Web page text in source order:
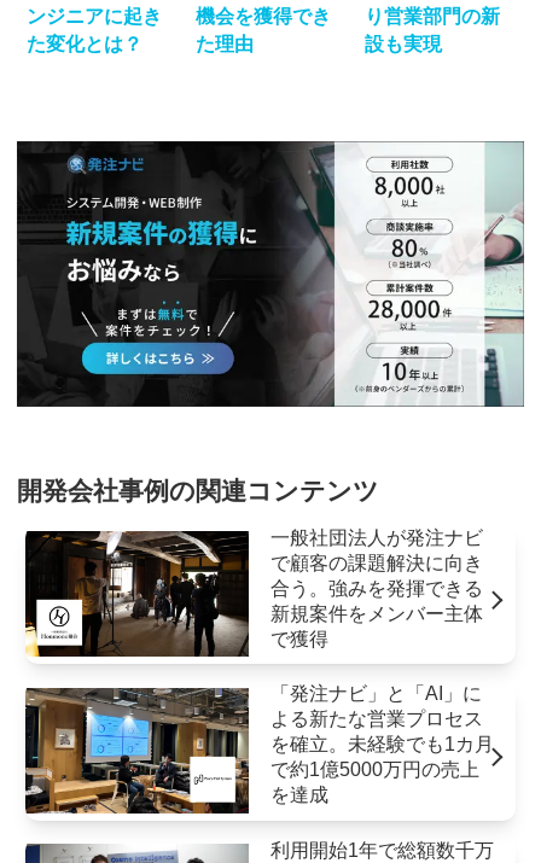
ンジニアに起き
た変化とは？
機会を獲得でき
た理由
り営業部門の新
設も実現
開発会社事例の関連コンテンツ
一般社団法人が発注ナビ
で顧客の課題解決に向き
合う。強みを発揮できる
新規案件をメンバー主体
で獲得
「発注ナビ」と「AI」に
よる新たな営業プロセス
を確立。未経験でも1カ月
で約1億5000万円の売上
を達成
利用開始1年で総額数千万